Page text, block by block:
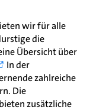
wir für alle
die
Übersicht über
In der
zahlreiche
Die
zusätzliche